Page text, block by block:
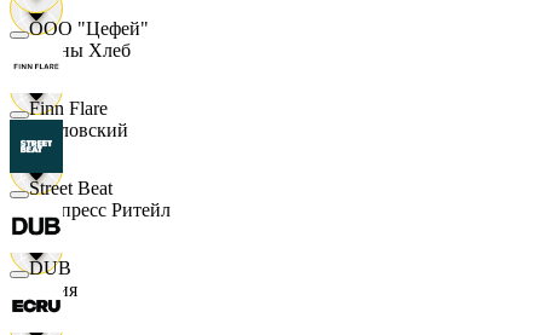
Челны Хлеб
Чкаловский
Экспресс Ритейл
Юлия
ООО "Цефей"
Finn Flare
Street Beat
DUB